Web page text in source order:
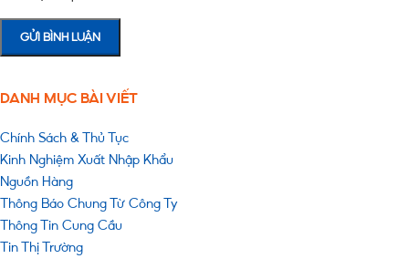
DANH MỤC BÀI VIẾT
Chính Sách & Thủ Tục
Kinh Nghiệm Xuất Nhập Khẩu
Nguồn Hàng
Thông Báo Chung Từ Công Ty
Thông Tin Cung Cầu
Tin Thị Trường